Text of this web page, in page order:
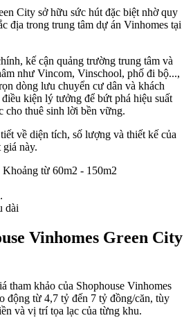
City sở hữu sức hút đặc biệt nhờ quy
địa trong trung tâm dự án Vinhomes tại
kế cận quảng trường trung tâm và
như Vincom, Vinschool, phố đi bộ...,
dòng lưu chuyển cư dân và khách
kiện lý tưởng để bứt phá hiệu suất
cho thuê sinh lời bền vững.
về diện tích, số lượng và thiết kế của
giá này.
từ 60m2 - 150m2
dài
Vinhomes Green City
tham khảo của Shophouse Vinhomes
động từ 4,7 tỷ đến 7 tỷ đồng/căn, tùy
và vị trí tọa lạc của từng khu.